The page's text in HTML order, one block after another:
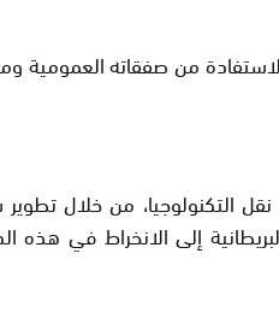
من صفقاته العمومية
التكنولوجيا، من خلال
إلى الانخراط في هذه